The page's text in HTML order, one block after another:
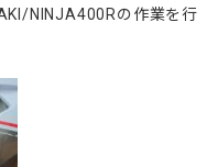
NINJA400Rの作業を行